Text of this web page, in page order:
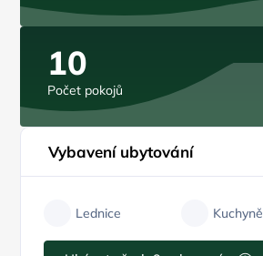
10
Počet pokojů
Vybavení ubytování
Lednice Kuchyně